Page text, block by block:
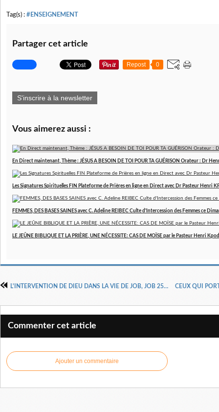
Tag(s) : #ENSEIGNEMENT
Partager cet article
Repost 0
S'inscrire à la newsletter
Vous aimerez aussi :
En Direct maintenant, Thème : JÉSUS A BESOIN DE TOI POUR TA GUÉRISON Orateur : Dr
Les Signatures Spirituelles FIN Plateforme de Prières en ligne en Direct avec Dr Pasteur Henri
FEMMES, DES BASES SAINES avec C. Adeline REIBEC Culte d'Intercession des Femmes ce
LE JEÛNE BIBLIQUE ET LA PRIÈRE, UNE NÉCESSITE: CAS DE MOÏSE par le Pasteur Henri
L'INTERVENTION DE DIEU DANS LA VIE DE JOB, JOB 25 DOCTEUR PASTEUR HENRI
Commenter cet article
Ajouter un commentaire